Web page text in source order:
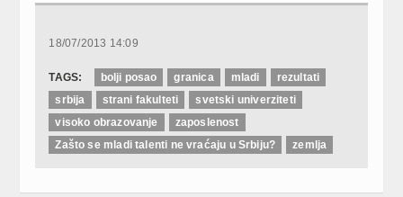
Facebook
new
Twitter
new
LinkedIn
18/07/2013 14:09
TAGS: bolji posao granica mladi
rezultati
srbija
strani fakulteti
svetski univerziteti
visoko obrazovanje
zaposlenost
Zašto se mladi talenti ne vraćaju u Srbiju?
zemlja